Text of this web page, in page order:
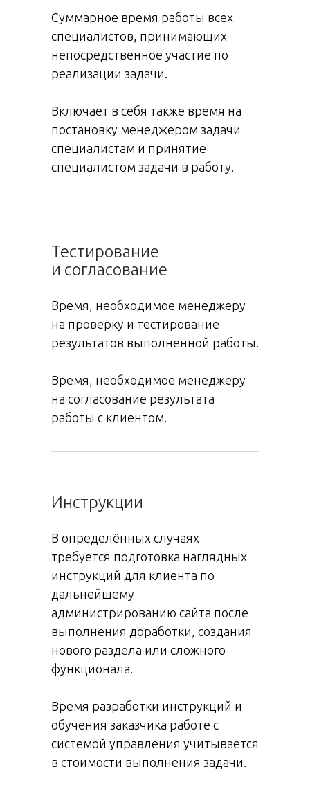
Суммарное время работы всех
специалистов, принимающих
непосредственное участие по
реализации задачи.
Включает в себя также время на
постановку менеджером задачи
специалистам и принятие
специалистом задачи в работу.
Тестирование
и согласование
Время, необходимое менеджеру
на проверку и тестирование
результатов выполненной работы.
Время, необходимое менеджеру
на согласование результата
работы с клиентом.
Инструкции
В определённых случаях
требуется подготовка наглядных
инструкций для клиента по
дальнейшему
администрированию сайта после
выполнения доработки, создания
нового раздела или сложного
функционала.
Время разработки инструкций и
обучения заказчика работе с
системой управления учитывается
в стоимости выполнения задачи.